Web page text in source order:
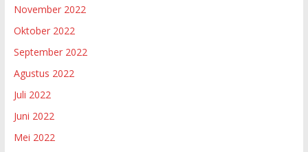
November 2022
Oktober 2022
September 2022
Agustus 2022
Juli 2022
Juni 2022
Mei 2022